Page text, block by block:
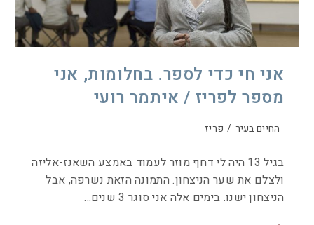
אני חי כדי לספר. בחלומות, אני
מספר לפריז / איתמר רועי
החיים בעיר / פריז
בגיל 13 היה לי דחף מוזר לעמוד באמצע השאנז-אליזה
ולצלם את שער הניצחון. התמונה הזאת נשרפה, אבל
הניצחון ישנו. בימים אלה אני סוגר 3 שנים…